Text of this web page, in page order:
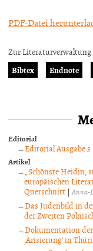
PDF-Datei
Zur
Bibtex
Endnote
Editorial
Editorial Ausgabe 3
Artikel
„Schönste Heidin,
europäischen
Querschnitt |Anna-
Das Judenbild in
der Zweiten
Dokumentation
‚Arisierung‘ in